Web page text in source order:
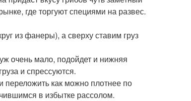
где торгуют специями на развес.
из фанеры), а сверху ставим груз
очень мало, подойдет и нижняя
и спрессуются.
переложить как можно плотнее по
в избытке рассолом.